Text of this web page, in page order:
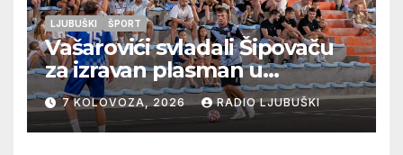
LJUBUŠKI ŠPORT
Vašarovići svladali Šipovaču
za izravan plasman u
četvrtfinale, Grab izborio
prolazak dalje, Klobuk ispao,
večeras počinje četvrtfinale
7 KOLOVOZA, 2026 RADIO LJUBUŠKI